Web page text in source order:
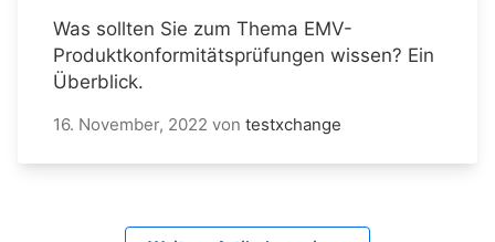
Was sollten Sie zum Thema EMV-
Produktkonformitätsprüfungen wissen? Ein
Überblick.
16. November, 2022 von testxchange